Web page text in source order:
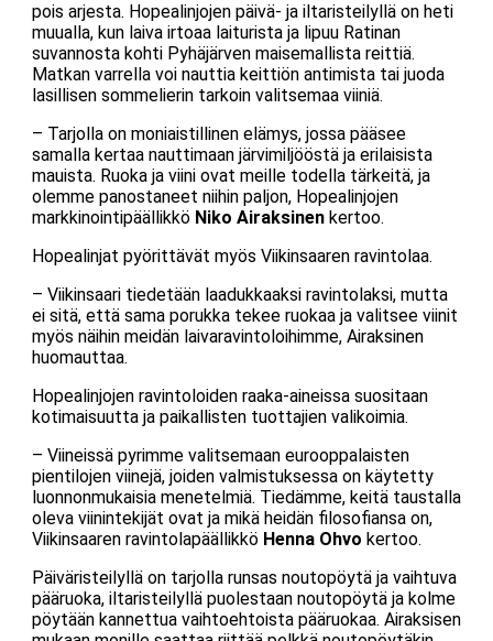
pois arjesta. Hopealinjojen päivä- ja iltaristeilyllä on heti
muualla, kun laiva irtoaa laiturista ja lipuu Ratinan
suvannosta kohti Pyhäjärven maisemallista reittiä.
Matkan varrella voi nauttia keittiön antimista tai juoda
lasillisen sommelierin tarkoin valitsemaa viiniä.
– Tarjolla on moniaistillinen elämys, jossa pääsee
samalla kertaa nauttimaan järvimiljööstä ja erilaisista
mauista. Ruoka ja viini ovat meille todella tärkeitä, ja
olemme panostaneet niihin paljon, Hopealinjojen
markkinointipäällikkö Niko Airaksinenkertoo.
Hopealinjat pyörittävät myös Viikinsaaren ravintolaa.
– Viikinsaari tiedetään laadukkaaksi ravintolaksi, mutta
ei sitä, että sama porukka tekee ruokaa ja valitsee viinit
myös näihin meidän laivaravintoloihimme, Airaksinen
huomauttaa.
Hopealinjojen ravintoloiden raaka-aineissa suositaan
kotimaisuutta ja paikallisten tuottajien valikoimia.
– Viineissä pyrimme valitsemaan eurooppalaisten
pientilojen viinejä, joiden valmistuksessa on käytetty
luonnonmukaisia menetelmiä. Tiedämme, keitä taustalla
oleva viinintekijät ovat ja mikä heidän filosofiansa on,
Viikinsaaren ravintolapäällikkö Henna Ohvo kertoo.
Päiväristeilyllä on tarjolla runsas noutopöytä ja vaihtuva
pääruoka, iltaristeilyllä puolestaan noutopöytä ja kolme
pöytään kannettua vaihtoehtoista pääruokaa. Airaksisen